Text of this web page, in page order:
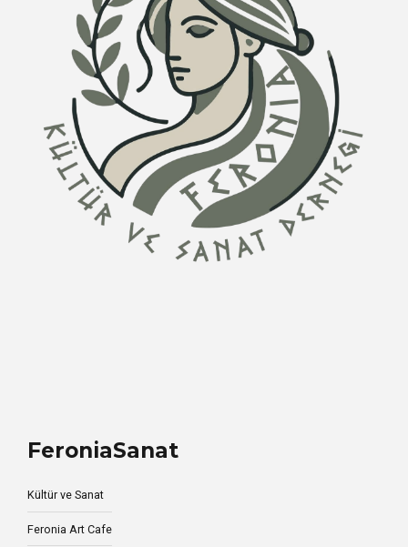
FeroniaSanat
Kültür ve Sanat
Feronia Art Cafe